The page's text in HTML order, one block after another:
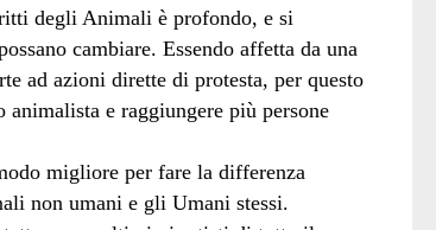
degli Animali è profondo, e si
cambiare. Essendo affetta da una
ad azioni dirette di protesta, per questo
e raggiungere più persone
migliore per fare la differenza
non umani e gli Umani stessi.